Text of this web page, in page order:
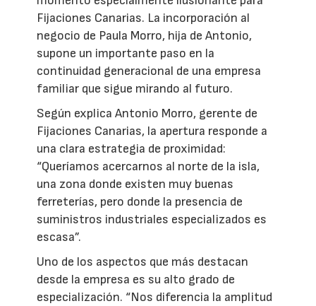
Fijaciones Canarias. La incorporación al
negocio de Paula Morro, hija de Antonio,
supone un importante paso en la
continuidad generacional de una empresa
familiar que sigue mirando al futuro.
Según explica Antonio Morro, gerente de
Fijaciones Canarias, la apertura responde a
una clara estrategia de proximidad:
“Queríamos acercarnos al norte de la isla,
una zona donde existen muy buenas
ferreterías, pero donde la presencia de
suministros industriales especializados es
escasa”.
Uno de los aspectos que más destacan
desde la empresa es su alto grado de
especialización. “Nos diferencia la amplitud